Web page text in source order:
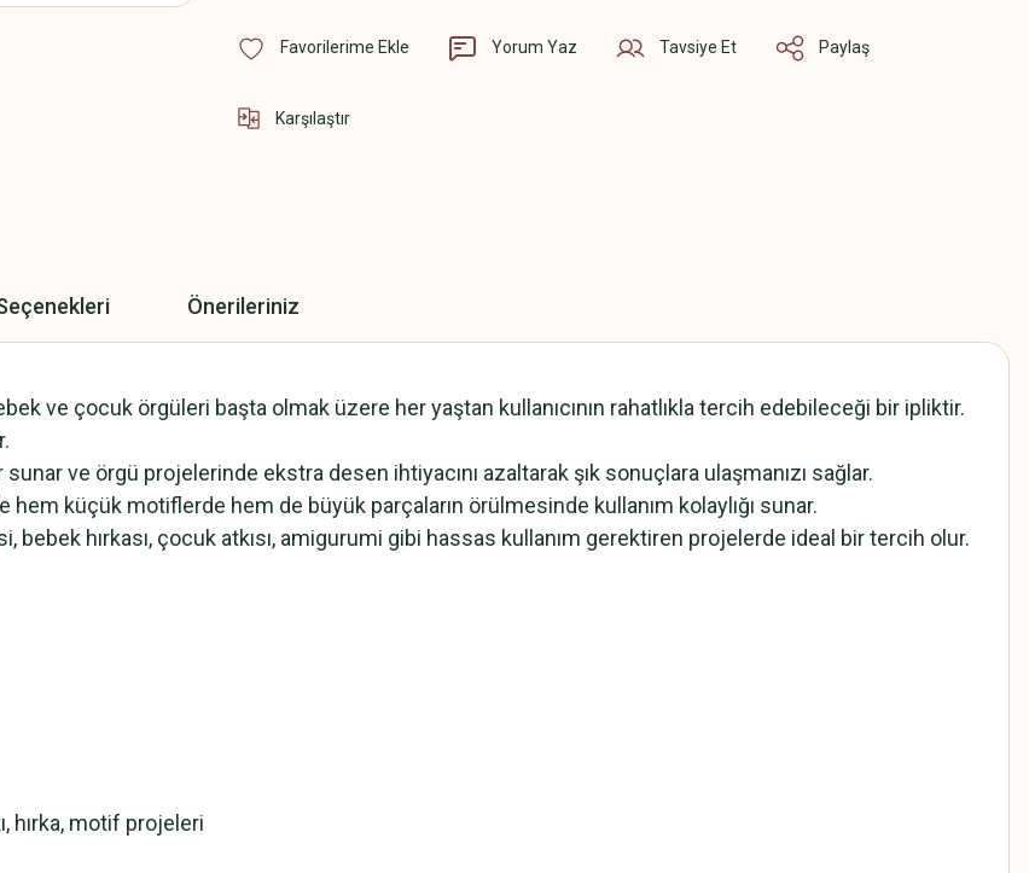
Yorum Yaz Tavsiye Et Paylaş
Karşılaştır
Önerileriniz
ve çocuk örgüleri başta olmak üzere her yaştan kullanıcının rahatlıkla tercih edebileceği bir ipliktir.
ve örgü projelerinde ekstra desen ihtiyacını azaltarak şık sonuçlara ulaşmanızı sağlar.
hem küçük motiflerde hem de büyük parçaların örülmesinde kullanım kolaylığı sunar.
bebek hırkası, çocuk atkısı, amigurumi gibi hassas kullanım gerektiren projelerde ideal bir tercih olur.
hırka, motif projeleri